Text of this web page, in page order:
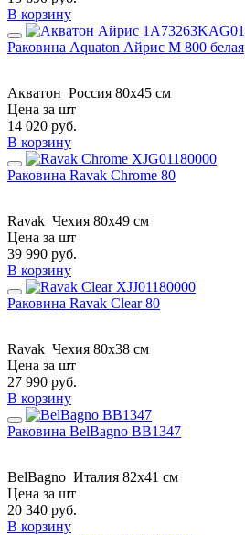
В корзину
Раковина Aquaton Айрис M 800 белая
Акватон Россия 80x45 см
Цена за шт
14 020 руб.
В корзину
Раковина Ravak Chrome 80
Ravak Чехия 80x49 см
Цена за шт
39 990 руб.
В корзину
Раковина Ravak Clear 80
Ravak Чехия 80x38 см
Цена за шт
27 990 руб.
В корзину
Раковина BelBagno BB1347
BelBagno Италия 82x41 см
Цена за шт
20 340 руб.
В корзину